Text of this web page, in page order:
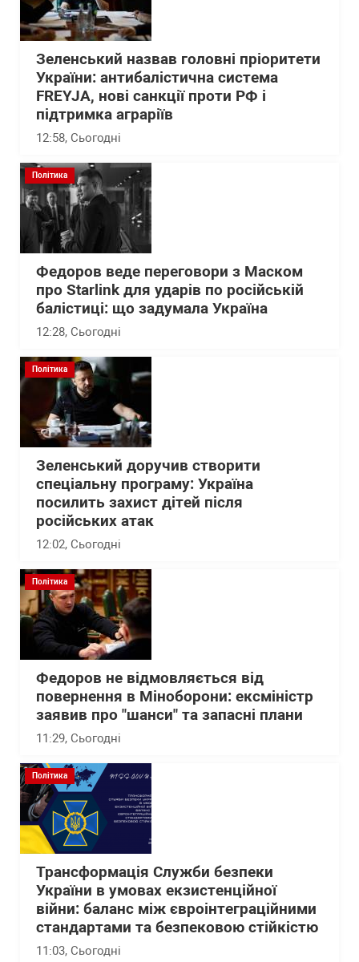
Зеленський назвав головні пріоритети
України: антибалістична система
FREYJA, нові санкції проти РФ і
підтримка аграріїв
12:58, Сьогодні
Політика
Федоров веде переговори з Маском
про Starlink для ударів по російській
балістиці: що задумала Україна
12:28, Сьогодні
Політика
Зеленський доручив створити
спеціальну програму: Україна
посилить захист дітей після
російських атак
12:02, Сьогодні
Політика
Федоров не відмовляється від
повернення в Міноборони: ексміністр
заявив про "шанси" та запасні плани
11:29, Сьогодні
Політика
Трансформація Служби безпеки
України в умовах екзистенційної
війни: баланс між євроінтеграційними
стандартами та безпековою стійкістю
11:03, Сьогодні